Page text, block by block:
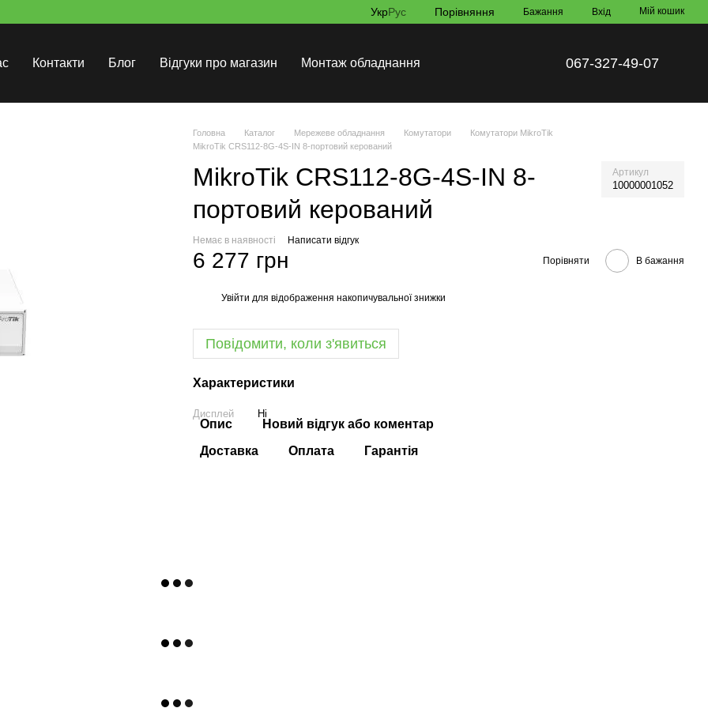
УкрРус Порівняння Бажання Вхід Мій кошик
Контакти Блог Відгуки про магазин Монтаж обладнання 067-327-49-07
Головна Каталог Мережеве обладнання Комутатори
Комутатори MikroTik
MikroTik CRS112-8G-4S-IN 8-портовий керований
MikroTik CRS112-8G-4S-IN 8-
портовий керований
Артикул
10000001052
Немає в наявності Написати відгук
6 277 грн Порівняти В бажання
Увійти для відображення накопичувальної знижки
Повідомити, коли з'явиться
Характеристики
Дисплей Ні
Опис
Новий відгук або коментар
Доставка
Оплата Гарантія